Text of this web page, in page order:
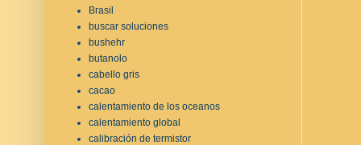
Brasil
buscar soluciones
bushehr
butanolo
cabello gris
cacao
calentamiento de los oceanos
calentamiento global
calibración de termistor